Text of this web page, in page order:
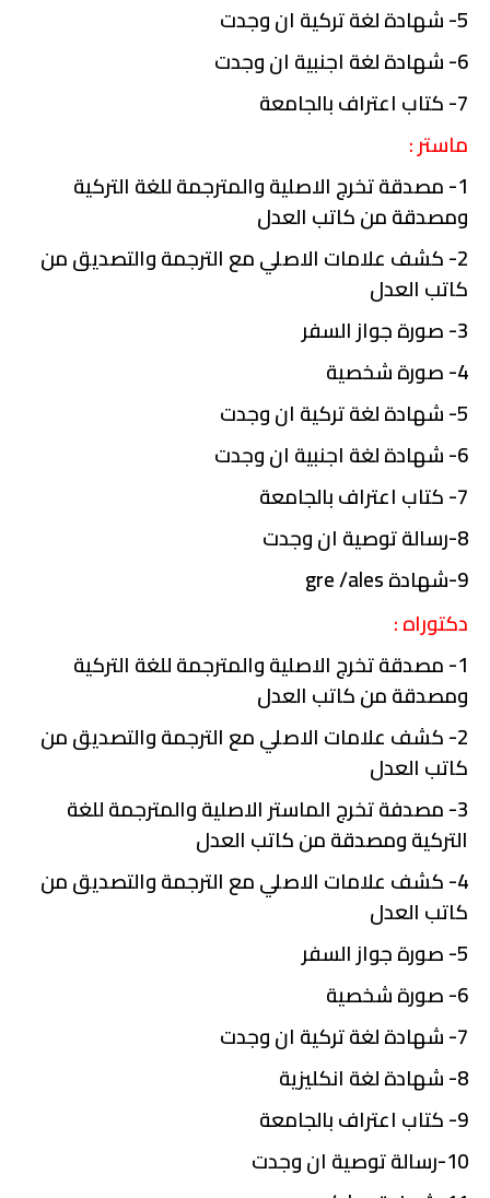
5- شهادة لغة تركية ان وجدت
6- شهادة لغة اجنبية ان وجدت
7- كتاب اعتراف بالجامعة
ماستر :
1- مصدقة تخرج الاصلية والمترجمة للغة التركية
ومصدقة من كاتب العدل
2- كشف علامات الاصلي مع الترجمة والتصديق من
كاتب العدل
3- صورة جواز السفر
4- صورة شخصية
5- شهادة لغة تركية ان وجدت
6- شهادة لغة اجنبية ان وجدت
7- كتاب اعتراف بالجامعة
8-رسالة توصية ان وجدت
9-شهادة gre /ales
دكتوراه:
1- مصدقة تخرج الاصلية والمترجمة للغة التركية
ومصدقة من كاتب العدل
2- كشف علامات الاصلي مع الترجمة والتصديق من
كاتب العدل
3- مصدفة تخرج الماستر الاصلية والمترجمة للغة
التركية ومصدقة من كاتب العدل
4- كشف علامات الاصلي مع الترجمة والتصديق من
كاتب العدل
5- صورة جواز السفر
6- صورة شخصية
7- شهادة لغة تركية ان وجدت
8- شهادة لغة انكليزية
9- كتاب اعتراف بالجامعة
10-رسالة توصية ان وجدت